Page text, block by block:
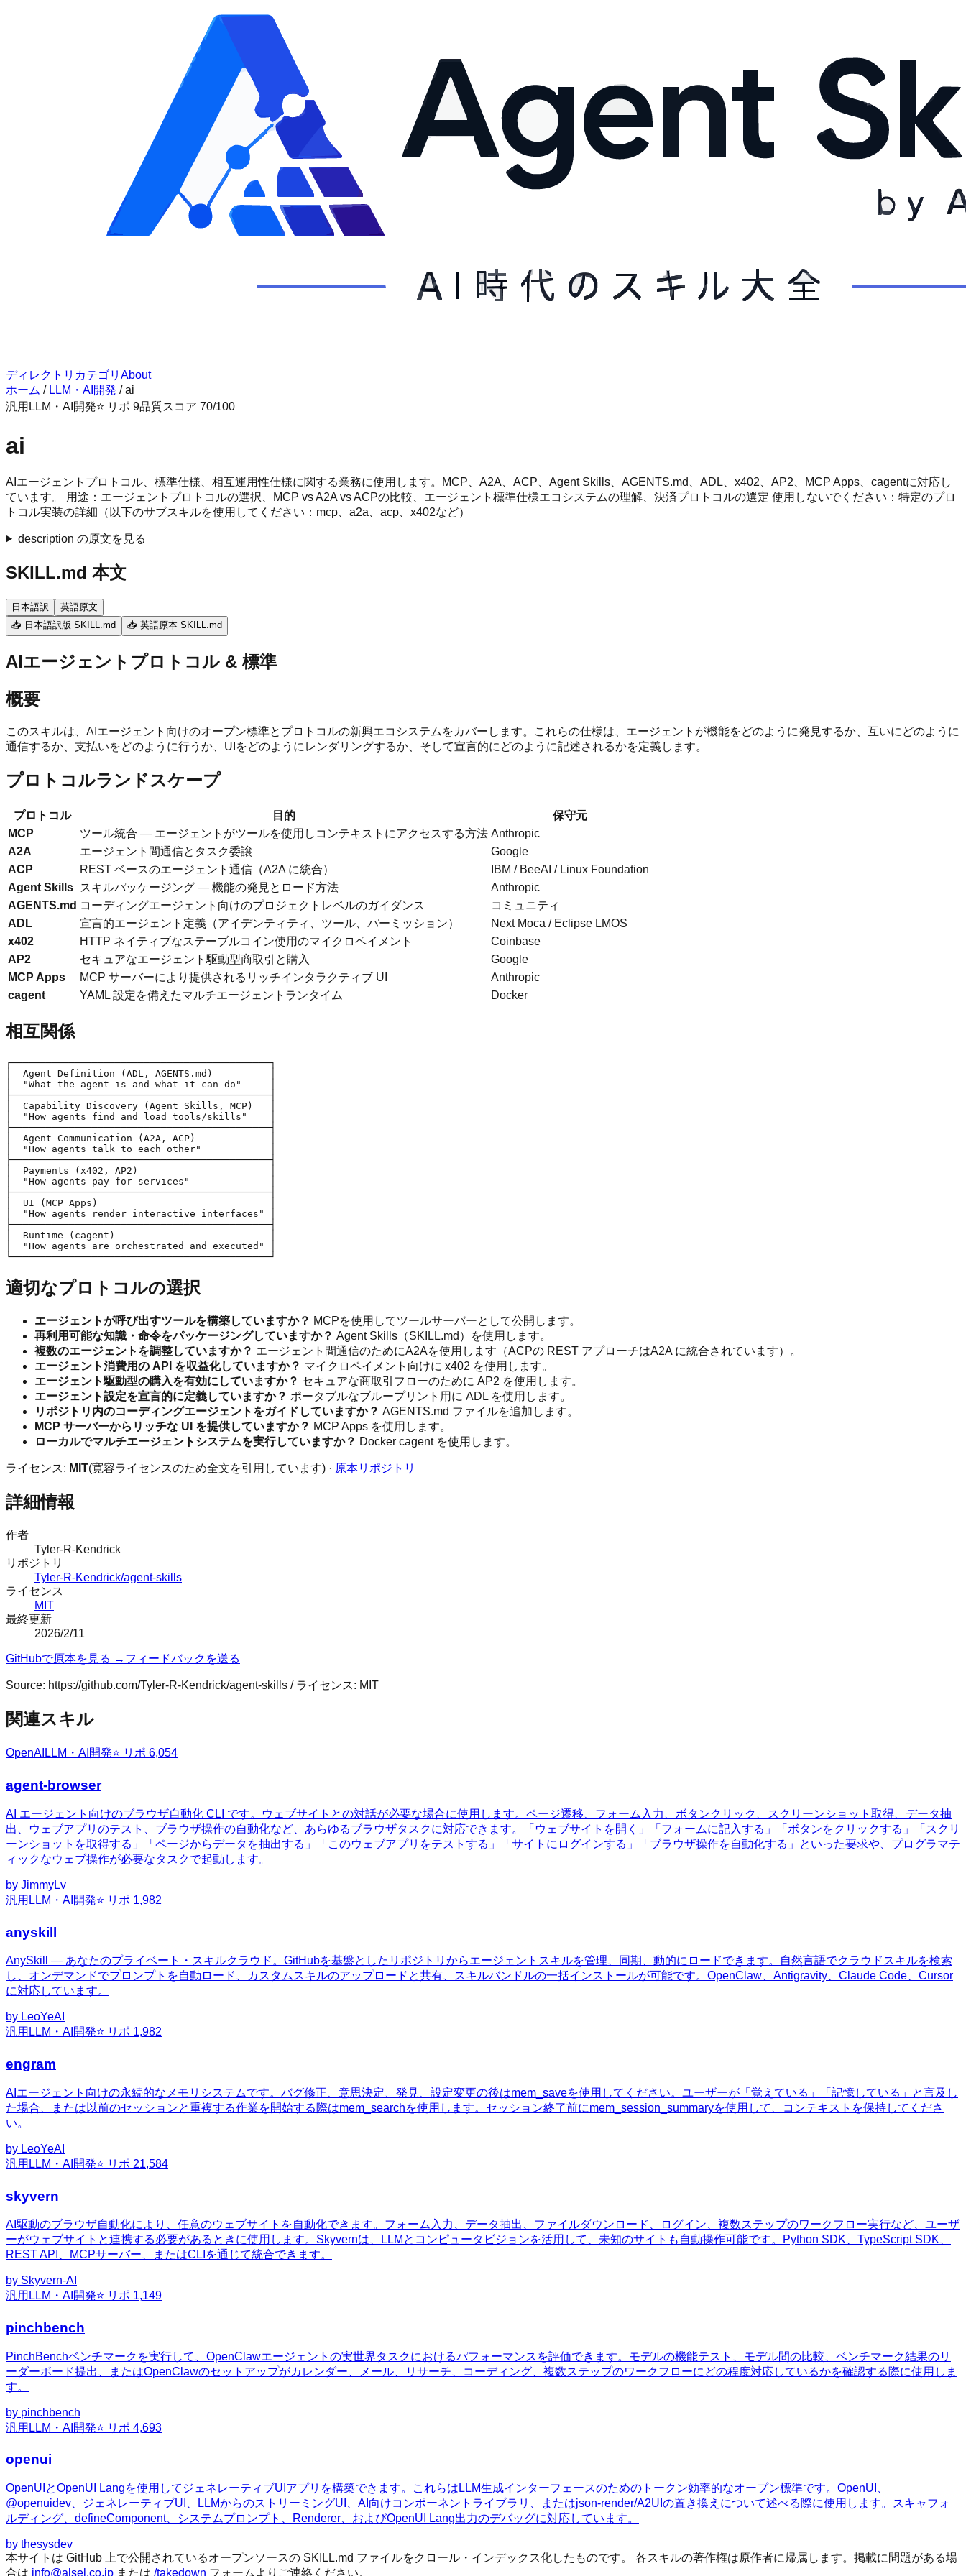
ディレクトリ カテゴリ About
ホーム / LLM・AI開発 /ai
汎用 LLM・AI開発⭐ リポ 9品質スコア 70/100
ai
AIエージェントプロトコル、標準仕様、相互運用性仕様に関する業務に使用します。MCP、A2A、ACP、Agent Skills、AGENTS.md、ADL、x402、AP2、MCP Apps、cagentに対応し
ています。 用途：エージェントプロトコルの選択、MCP vs A2A vs ACPの比較、エージェント標準仕様エコシステムの理解、決済プロトコルの選定 使用しないでください：特定のプロ
トコル実装の詳細（以下のサブスキルを使用してください：mcp、a2a、acp、x402など）
description の原文を見る
SKILL.md 本文
日本語訳
英語原文
📥 日本語訳版 SKILL.md
📥 英語原本 SKILL.md
AIエージェントプロトコル & 標準
概要
このスキルは、AIエージェント向けのオープン標準とプロトコルの新興エコシステムをカバーします。これらの仕様は、エージェントが機能をどのように発見するか、互いにどのように
通信するか、支払いをどのように行うか、UIをどのようにレンダリングするか、そして宣言的にどのように記述されるかを定義します。
プロトコルランドスケープ
プロトコル 目的
保守元
MCP
ツール統合 — エージェントがツールを使用しコンテキストにアクセスする方法 Anthropic
A2A
エージェント間通信とタスク委譲
Google
ACP
REST ベースのエージェント通信（A2A に統合）
IBM / BeeAI / Linux Foundation
Agent Skills
スキルパッケージング — 機能の発見とロード方法
Anthropic
AGENTS.md コーディングエージェント向けのプロジェクトレベルのガイダンス
コミュニティ
ADL
宣言的エージェント定義（アイデンティティ、ツール、パーミッション）
Next Moca / Eclipse LMOS
x402
HTTP ネイティブなステーブルコイン使用のマイクロペイメント
Coinbase
AP2
セキュアなエージェント駆動型商取引と購入
Google
MCP Apps
MCP サーバーにより提供されるリッチインタラクティブ UI
Anthropic
cagent
YAML 設定を備えたマルチエージェントランタイム Docker
相互関係
┌─────────────────────────────────────────────┐
│  Agent Definition (ADL, AGENTS.md)          │
│  "What the agent is and what it can do"     │
├─────────────────────────────────────────────┤
│  Capability Discovery (Agent Skills, MCP)   │
│  "How agents find and load tools/skills"    │
├─────────────────────────────────────────────┤
│  Agent Communication (A2A, ACP)             │
│  "How agents talk to each other"            │
├─────────────────────────────────────────────┤
│  Payments (x402, AP2)                       │
│  "How agents pay for services"              │
├─────────────────────────────────────────────┤
│  UI (MCP Apps)                              │
│  "How agents render interactive interfaces" │
├─────────────────────────────────────────────┤
│  Runtime (cagent)                           │
│  "How agents are orchestrated and executed" │
適切なプロトコルの選択
エージェントが呼び出すツールを構築していますか？ MCPを使用してツールサーバーとして公開します。
再利用可能な知識・命令をパッケージングしていますか？ Agent Skills（SKILL.md）を使用します。
複数のエージェントを調整していますか？ エージェント間通信のためにA2Aを使用します（ACPの REST アプローチはA2A に統合されています）。
エージェント消費用の API を収益化していますか？ マイクロペイメント向けに x402 を使用します。
エージェント駆動型の購入を有効にしていますか？ セキュアな商取引フローのために AP2 を使用します。
エージェント設定を宣言的に定義していますか？ ポータブルなブループリント用に ADL を使用します。
リポジトリ内のコーディングエージェントをガイドしていますか？ AGENTS.md ファイルを追加します。
MCP サーバーからリッチな UI を提供していますか？ MCP Apps を使用します。
ローカルでマルチエージェントシステムを実行していますか？ Docker cagent を使用します。
ライセンス: MIT(寛容ライセンスのため全文を引用しています) · 原本リポジトリ
詳細情報
作者
Tyler-R-Kendrick
リポジトリ
Tyler-R-Kendrick/agent-skills
ライセンス
MIT
最終更新
2026/2/11
GitHubで原本を見る → フィードバックを送る
Source: https://github.com/Tyler-R-Kendrick/agent-skills / ライセンス: MIT
関連スキル
OpenAI LLM・AI開発⭐ リポ 6,054
agent-browser
AI エージェント向けのブラウザ自動化 CLI です。ウェブサイトとの対話が必要な場合に使用します。ページ遷移、フォーム入力、ボタンクリック、スクリーンショット取得、データ抽
出、ウェブアプリのテスト、ブラウザ操作の自動化など、あらゆるブラウザタスクに対応できます。「ウェブサイトを開く」「フォームに記入する」「ボタンをクリックする」「スクリ
ーンショットを取得する」「ページからデータを抽出する」「このウェブアプリをテストする」「サイトにログインする」「ブラウザ操作を自動化する」といった要求や、プログラマテ
ィックなウェブ操作が必要なタスクで起動します。
by JimmyLv
汎用 LLM・AI開発⭐ リポ 1,982
anyskill
AnySkill — あなたのプライベート・スキルクラウド。GitHubを基盤としたリポジトリからエージェントスキルを管理、同期、動的にロードできます。自然言語でクラウドスキルを検索
し、オンデマンドでプロンプトを自動ロード、カスタムスキルのアップロードと共有、スキルバンドルの一括インストールが可能です。OpenClaw、Antigravity、Claude Code、Cursor
に対応しています。
by LeoYeAI
汎用 LLM・AI開発⭐ リポ 1,982
engram
AIエージェント向けの永続的なメモリシステムです。バグ修正、意思決定、発見、設定変更の後はmem_saveを使用してください。ユーザーが「覚えている」「記憶している」と言及し
た場合、または以前のセッションと重複する作業を開始する際はmem_searchを使用します。セッション終了前にmem_session_summaryを使用して、コンテキストを保持してくださ
い。
by LeoYeAI
汎用 LLM・AI開発⭐ リポ 21,584
skyvern
AI駆動のブラウザ自動化により、任意のウェブサイトを自動化できます。フォーム入力、データ抽出、ファイルダウンロード、ログイン、複数ステップのワークフロー実行など、ユーザ
ーがウェブサイトと連携する必要があるときに使用します。Skyvernは、LLMとコンピュータビジョンを活用して、未知のサイトも自動操作可能です。Python SDK、TypeScript SDK、
REST API、MCPサーバー、またはCLIを通じて統合できます。
by Skyvern-AI
汎用 LLM・AI開発⭐ リポ 1,149
pinchbench
PinchBenchベンチマークを実行して、OpenClawエージェントの実世界タスクにおけるパフォーマンスを評価できます。モデルの機能テスト、モデル間の比較、ベンチマーク結果のリ
ーダーボード提出、またはOpenClawのセットアップがカレンダー、メール、リサーチ、コーディング、複数ステップのワークフローにどの程度対応しているかを確認する際に使用しま
す。
by pinchbench
汎用 LLM・AI開発⭐ リポ 4,693
openui
OpenUIとOpenUI Langを使用してジェネレーティブUIアプリを構築できます。これらはLLM生成インターフェースのためのトークン効率的なオープン標準です。OpenUI、
@openuidev、ジェネレーティブUI、LLMからのストリーミングUI、AI向けコンポーネントライブラリ、またはjson-render/A2UIの置き換えについて述べる際に使用します。スキャフォ
ルディング、defineComponent、システムプロンプト、Renderer、およびOpenUI Lang出力のデバッグに対応しています。
by thesysdev
本サイトは GitHub 上で公開されているオープンソースの SKILL.md ファイルをクロール・インデックス化したものです。 各スキルの著作権は原作者に帰属します。掲載に問題がある場
合は info@alsel.co.jp または /takedown フォームよりご連絡ください。